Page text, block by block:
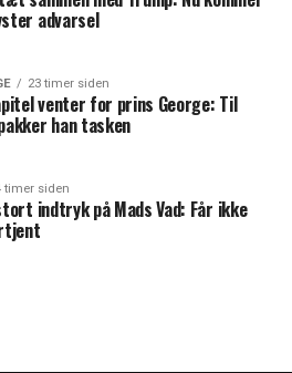
advarsel
23 timer siden
venter for prins George: Til
han tasken
timer siden
indtryk på Mads Vad: Får ikke